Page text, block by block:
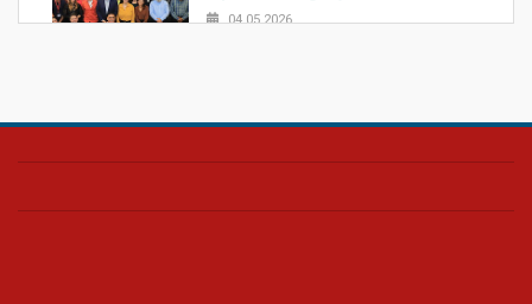
04.05.2026
Confira como foi o culto mensal